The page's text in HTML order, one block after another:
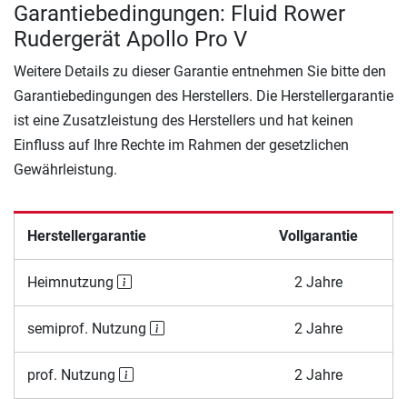
Garantiebedingungen: Fluid Rower
Rudergerät Apollo Pro V
Weitere Details zu dieser Garantie entnehmen Sie bitte den
Garantiebedingungen des Herstellers. Die Herstellergarantie
ist eine Zusatzleistung des Herstellers und hat keinen
Einfluss auf Ihre Rechte im Rahmen der gesetzlichen
Gewährleistung.
Herstellergarantie Vollgarantie
Heimnutzung 2 Jahre
semiprof. Nutzung 2 Jahre
prof. Nutzung 2 Jahre